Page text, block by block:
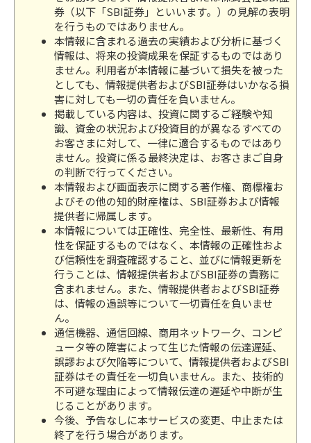
券（以下「SBI証券」といいます。）の見解の表明
を行うものではありません。
本情報に含まれる過去の実績および分析に基づく
情報は、将来の投資成果を保証するものではあり
ません。利用者が本情報に基づいて損失を被った
としても、情報提供者およびSBI証券はいかなる損
害に対しても一切の責任を負いません。
掲載している内容は、投資に関するご経験や知
識、資金の状況および投資目的が異なるすべての
お客さまに対して、一律に適合するものではあり
ません。投資に係る最終決定は、お客さまご自身
の判断で行ってください。
本情報および画面表示に関する著作権、商標権お
よびその他の知的財産権は、SBI証券および情報
提供者に帰属します。
本情報については正確性、完全性、最新性、有用
性を保証するものではなく、本情報の正確性およ
び信頼性を調査確認すること、並びに情報更新を
行うことは、情報提供者およびSBI証券の責務に
含まれません。また、情報提供者およびSBI証券
は、情報の過誤等について一切責任を負いませ
ん。
通信機器、通信回線、商用ネットワーク、コンピ
ュータ等の障害によって生じた情報の伝達遅延、
誤謬および欠陥等について、情報提供者およびSBI
証券はその責任を一切負いません。また、技術的
不可避な理由によって情報伝達の遅延や中断が生
じることがあります。
今後、予告なしに本サービスの変更、中止または
終了を行う場合があります。